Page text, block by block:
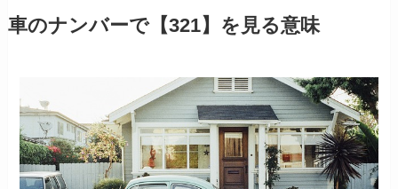
車のナンバーで【321】を見る意味